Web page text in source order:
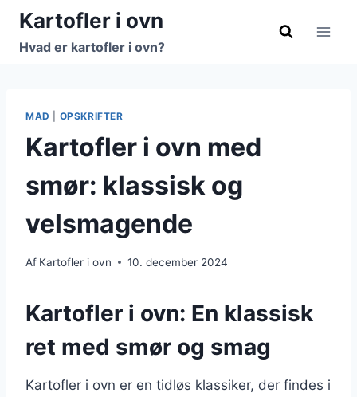
Fortsæt
indhold
Kartofler i ovn
Hvad er kartofler i ovn?
MAD OPSKRIFTER
Kartofler i ovn med
smør: klassisk og
velsmagende
Af Kartofler i ovn 10. december 2024
Kartofler i ovn: En klassisk
ret med smør og smag
Kartofler i ovn er en tidløs klassiker, der findes i